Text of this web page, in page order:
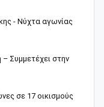
- Νύχτα αγωνίας
Συμμετέχει στην
σε 17 οικισμούς